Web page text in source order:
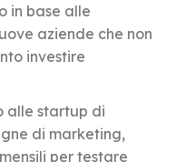
in base alle
aziende che non
investire
alle startup di
di marketing,
per testare